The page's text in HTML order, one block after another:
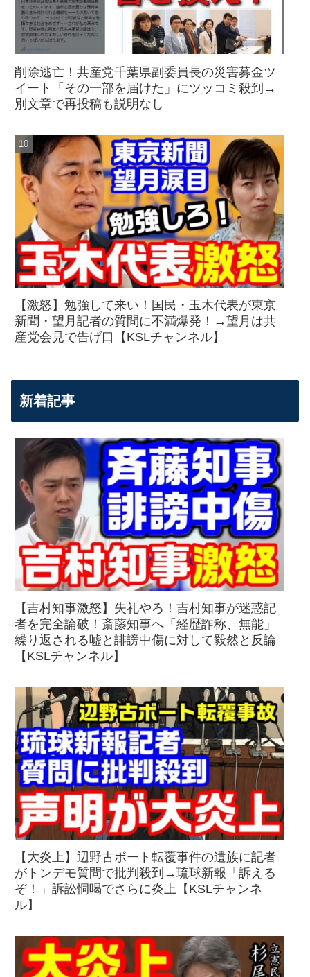
削除逃亡！共産党千葉県副委員長の災害募金ツ
イート「その一部を届けた」にツッコミ殺到→
別文章で再投稿も説明なし
【激怒】勉強して来い！国民・玉木代表が東京
新聞・望月記者の質問に不満爆発！→望月は共
産党会見で告げ口【KSLチャンネル】
新着記事
【吉村知事激怒】失礼やろ！吉村知事が迷惑記
者を完全論破！斎藤知事へ「経歴詐称、無能」
繰り返される嘘と誹謗中傷に対して毅然と反論
【KSLチャンネル】
【大炎上】辺野古ボート転覆事件の遺族に記者
がトンデモ質問で批判殺到→琉球新報「訴える
ぞ！」訴訟恫喝でさらに炎上【KSLチャンネ
ル】